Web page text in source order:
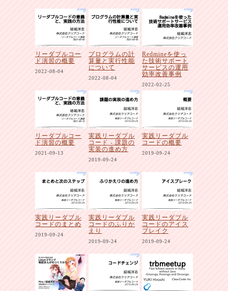
リーダブルコー
ド演習の概要
2022-08-04
プログラムの計
算量と実行性能
について
2022-08-04
Redmineを使っ
た技術サポート
サービスの運用
効率改善事例
2022-02-25
リーダブルコー
ド演習の概要
2021-09-13
実践リーダブル
コード - 課題の
実装の進め方
2019-09-24
実践リーダブル
コードの概要
2019-09-24
実践リーダブル
コードのまとめ
2019-09-24
実践リーダブル
コードのふりか
えり
2019-09-24
実践リーダブル
コードのアイス
ブレイク
2019-09-24